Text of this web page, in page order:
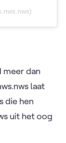
meer dan
laat
die hen
uit het oog